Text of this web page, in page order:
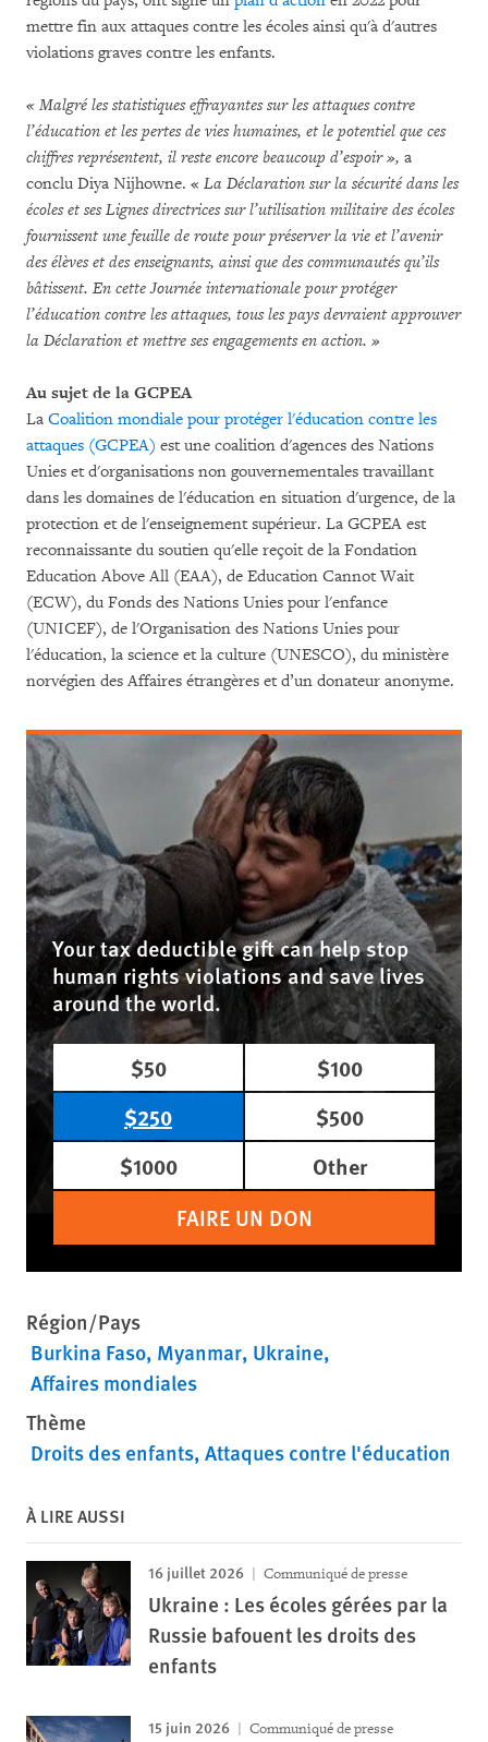
mettre fin aux attaques contre les écoles ainsi qu'à d'autres
violations graves contre les enfants.
« Malgré les statistiques effrayantes sur les attaques contre
l’éducation et les pertes de vies humaines, et le potentiel que ces
chiffres représentent, il reste encore beaucoup d’espoir », a
conclu Diya Nijhowne. « La Déclaration sur la sécurité dans les
écoles et ses Lignes directrices sur l’utilisation militaire des écoles
fournissent une feuille de route pour préserver la vie et l’avenir
des élèves et des enseignants, ainsi que des communautés qu’ils
bâtissent. En cette Journée internationale pour protéger
l’éducation contre les attaques, tous les pays devraient approuver
la Déclaration et mettre ses engagements en action. »
Au sujet de la GCPEA
La Coalition mondiale pour protéger l'éducation contre les
attaques (GCPEA) est une coalition d'agences des Nations
Unies et d'organisations non gouvernementales travaillant
dans les domaines de l'éducation en situation d'urgence, de la
protection et de l'enseignement supérieur. La GCPEA est
reconnaissante du soutien qu'elle reçoit de la Fondation
Education Above All (EAA), de Education Cannot Wait
(ECW), du Fonds des Nations Unies pour l'enfance
(UNICEF), de l'Organisation des Nations Unies pour
l'éducation, la science et la culture (UNESCO), du ministère
norvégien des Affaires étrangères et d’un donateur anonyme.
Your tax deductible gift can help stop
human rights violations and save lives
around the world.
$50
$100
$250
$500
$1000
Other
FAIRE UN DON
Région/Pays
Burkina Faso Myanmar Ukraine
Affaires mondiales
Thème
Droits des enfants Attaques contre l'éducation
À LIRE AUSSI
16 juillet 2026 Communiqué de presse
Ukraine : Les écoles gérées par la
Russie bafouent les droits des
enfants
15 juin 2026 Communiqué de presse